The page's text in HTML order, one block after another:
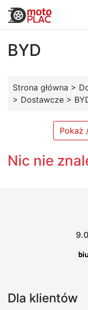
BYD
Strona główna >
> Dostawcze >
Pokaż
Nic nie
Dla klientów